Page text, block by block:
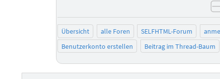
Übersicht alle Foren SELFHTML-Forum
Benutzerkonto erstellen
Beitrag im Thread-Baum